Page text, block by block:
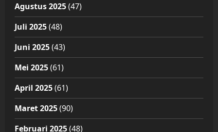
Agustus 2025(47)
Juli 2025(48)
Juni 2025(43)
Mei 2025(61)
April 2025(61)
Maret 2025(90)
Februari 2025(48)